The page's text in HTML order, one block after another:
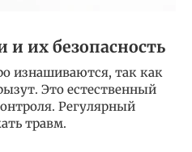
и их безопасность
изнашиваются, так как
Это естественный
Регулярный
травм.